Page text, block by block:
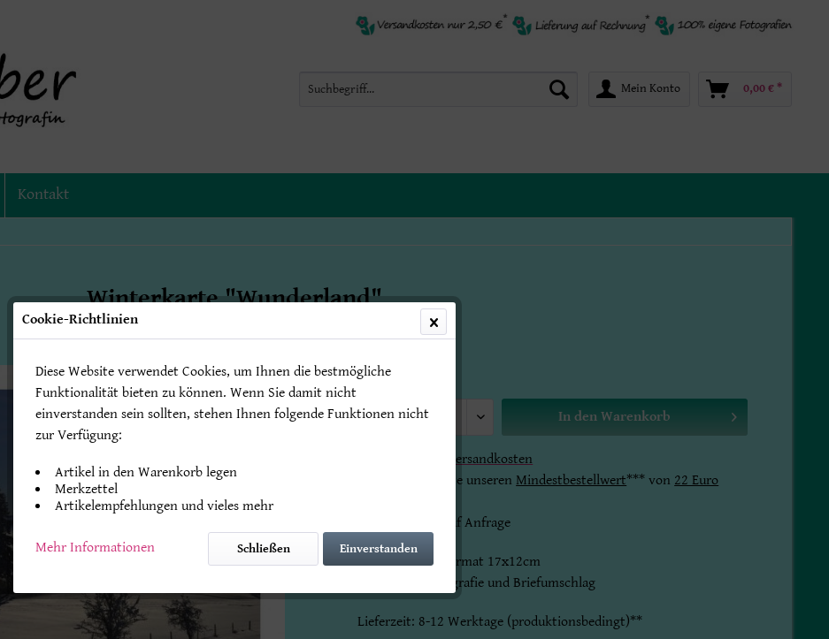
Mein Konto 0,00 € *
Kontakt
Winterkarte "Wunderland"
2,50 € *
In den Warenkorb
Versandkosten
Beachten Sie bitte unseren Mindestbestellwert*** von 22 Euro
Mengenrabatt auf Anfrage
Klappkarte im Format 17x12cm
mit Originalfotografie und Briefumschlag
Lieferzeit: 8-12 Werktage (produktionsbedingt)**
Cookie-Richtlinien
Diese Website verwendet Cookies, um Ihnen die bestmögliche
Funktionalität bieten zu können. Wenn Sie damit nicht
einverstanden sein sollten, stehen Ihnen folgende Funktionen nicht
zur Verfügung:
Artikel in den Warenkorb legen
Merkzettel
Artikelempfehlungen und vieles mehr
Mehr Informationen Einverstanden
Schließen